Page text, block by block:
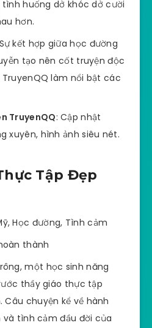
tình huống dở khóc dở cười
hơn.
kết hợp giữa học đường
tạo nên cốt truyện độc
làm nổi bật các
TruyenQQ: Cập nhật
xuyên, hình ảnh siêu nét.
Tập Đẹp
Học đường, Tình cảm
thành
một học sinh năng
thầy giáo thực tập
Câu chuyện kể về hành
tình cảm đầu đời của